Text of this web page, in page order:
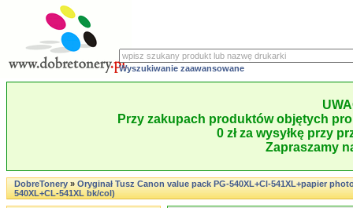
Wyszukiwanie zaawansowane
Przy zakupach produktów objętych
0 zł za wysyłkę przy
Zapraszamy
DobreTonery»Oryginał Tusz Canon value pack PG-540XL+Cl-541XL+papier
540XL+CL-541XL bk/col)